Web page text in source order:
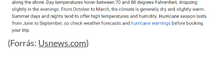
(Forrás: Usnews.com)